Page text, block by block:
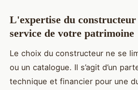
L'expertise du constructeur
service de votre patrimoine
Le choix du constructeur ne se
ou un catalogue. Il s’agit d’un
technique et financier pour une